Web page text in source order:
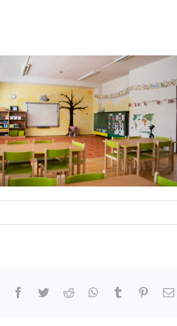
Facebook
TwitterReddit WhatsApp
Tumblr